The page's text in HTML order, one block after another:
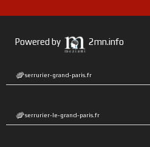
Powered by 2mn.info
serrurier-grand-paris.fr
serrurier-le-grand-paris.fr